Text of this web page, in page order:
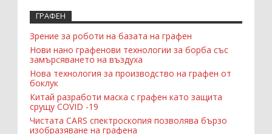
ГРАФЕН
Зрение за роботи на базата на графен
Нови нано графенови технологии за борба със
замърсяването на въздуха
Нова технология за производство на графен от
боклук
Китай разработи маска с графен като защита
срущу COVID -19
Чистата CARS спектроскопия позволява бързо
изобразяване на графена